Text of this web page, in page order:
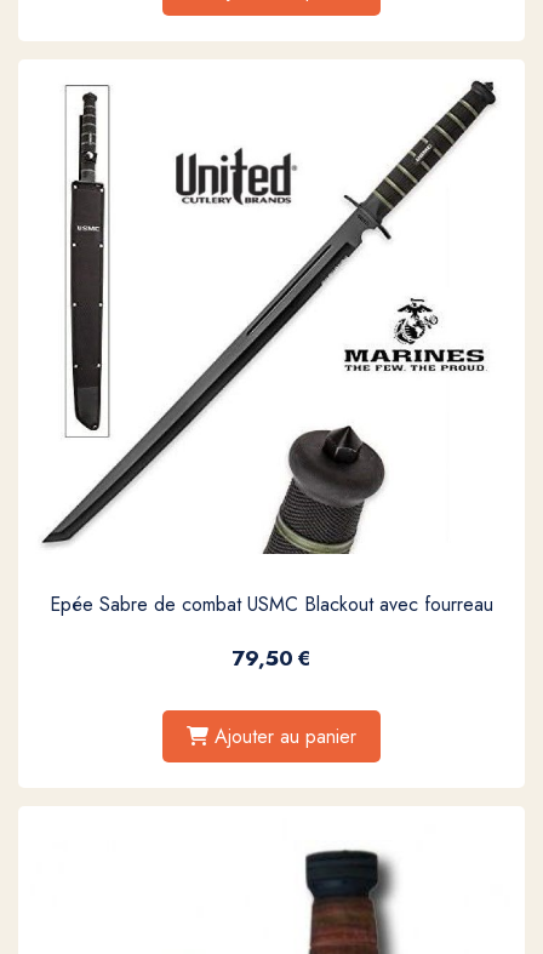
Epée Sabre de combat USMC Blackout avec fourreau
79,50€
Ajouter au panier